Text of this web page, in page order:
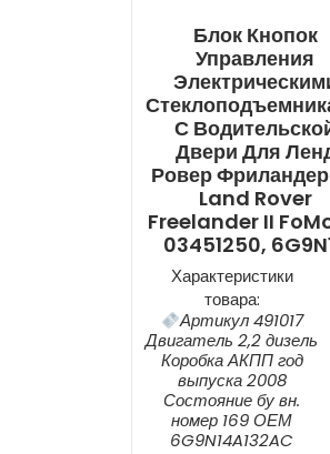
Блок Кнопок
Управления
С
Двери Для
Ровер
Land Rover
Freelander II
03451250,
Характеристики
товара:
Артикул 491017
Двигатель 2,2 дизель
Коробка АКПП год
выпуска 2008
Состояние бу вн.
номер 169 ОЕМ
6G9N14A132AC